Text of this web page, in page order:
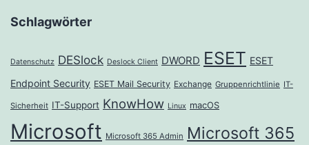
Schlagwörter
Datenschutz DESlock Deslock Client DWORD ESET ESET
Endpoint Security ESET Mail Security Exchange Gruppenrichtlinie IT-
Sicherheit IT-Support KnowHow Linux macOS
Microsoft Microsoft 365 Admin Microsoft 365